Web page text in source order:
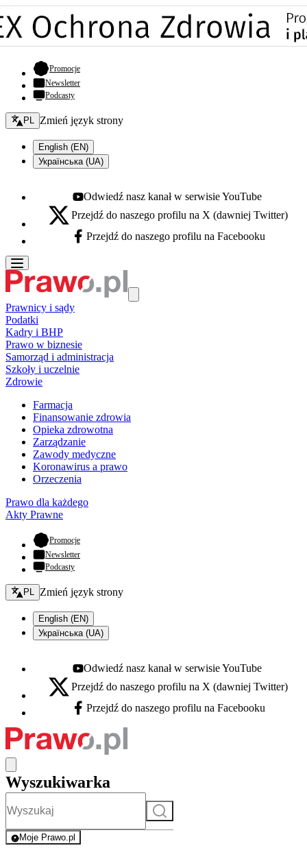
Promocje- otwiera się w nowej karcie
Newsletter
Podcasty
Zmień język - bieżący:
PL Zmień język strony
English (EN)
Українська (UA)
Youtube - otwiera się w nowej karcie
Odwiedź nasz kanał w serwisie YouTube
X - otwiera się w nowej karcie
Przejdź do naszego profilu na X (dawniej Twitter)
Facebook - otwiera się w nowej karcie
Przejdź do naszego profilu na Facebooku
Prawnicy i sądy
Podatki
Kadry i BHP
Prawo w biznesie
Samorząd i administracja
Szkoły i uczelnie
Zdrowie
Farmacja
Finansowanie zdrowia
Opieka zdrowotna
Zarządzanie
Zawody medyczne
Koronawirus a prawo
Orzeczenia
Prawo dla każdego
Akty Prawne
Promocje- otwiera się w nowej karcie
Newsletter
Podcasty
Zmień język - bieżący:
PL Zmień język strony
English (EN)
Українська (UA)
Youtube - otwiera się w nowej karcie
Odwiedź nasz kanał w serwisie YouTube
X - otwiera się w nowej karcie
Przejdź do naszego profilu na X (dawniej Twitter)
Facebook - otwiera się w nowej karcie
Przejdź do naszego profilu na Facebooku
Wyszukiwarka
Szukaj
Moje Prawo.pl
- rejestracja i logowanie do serwisu